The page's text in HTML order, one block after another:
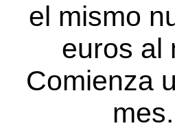
el mismo
euros al
Comienza